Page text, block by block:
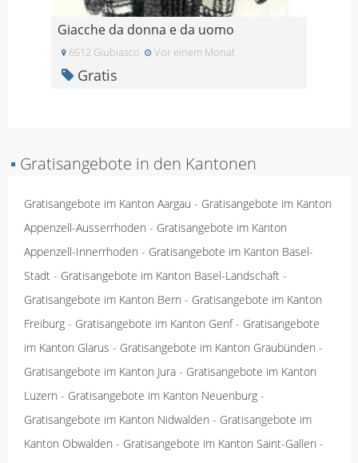
Giacche da donna e da uomo
6512 Giubiasco Vor einem Monat
Gratis
▪ Gratisangebote in den Kantonen
Gratisangebote im Kanton Aargau - Gratisangebote im Kanton
Appenzell-Ausserrhoden - Gratisangebote im Kanton
Appenzell-Innerrhoden - Gratisangebote im Kanton Basel-
Stadt - Gratisangebote im Kanton Basel-Landschaft -
Gratisangebote im Kanton Bern - Gratisangebote im Kanton
Freiburg - Gratisangebote im Kanton Genf- Gratisangebote
im Kanton Glarus - Gratisangebote im Kanton Graubünden -
Gratisangebote im Kanton Jura - Gratisangebote im Kanton
Luzern - Gratisangebote im Kanton Neuenburg -
Gratisangebote im Kanton Nidwalden - Gratisangebote im
Kanton Obwalden - Gratisangebote im Kanton Saint-Gallen -